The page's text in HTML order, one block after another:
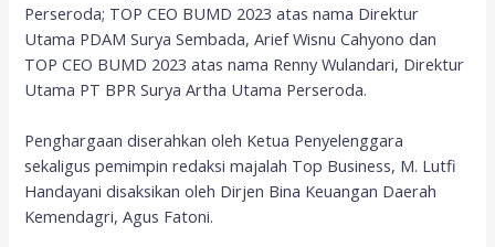
Perseroda; TOP CEO BUMD 2023 atas nama Direktur
Utama PDAM Surya Sembada, Arief Wisnu Cahyono dan
TOP CEO BUMD 2023 atas nama Renny Wulandari, Direktur
Utama PT BPR Surya Artha Utama Perseroda.
Penghargaan diserahkan oleh Ketua Penyelenggara
sekaligus pemimpin redaksi majalah Top Business, M. Lutfi
Handayani disaksikan oleh Dirjen Bina Keuangan Daerah
Kemendagri, Agus Fatoni.